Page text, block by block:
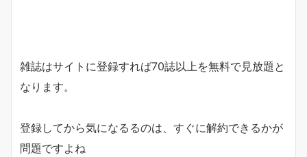
雑誌はサイトに登録すれば70誌以上を無料で見放題 と
なります。
登録してから気になるるのは、すぐに解約できるかが
問題ですよね